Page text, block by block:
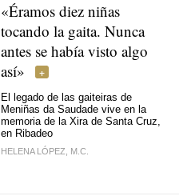
«Éramos diez niñas
tocando la gaita. Nunca
antes se había visto algo
así»
El legado de las gaiteiras de
Meniñas da Saudade vive en la
memoria de la Xira de Santa Cruz,
en Ribadeo
HELENA LÓPEZ, M.C.